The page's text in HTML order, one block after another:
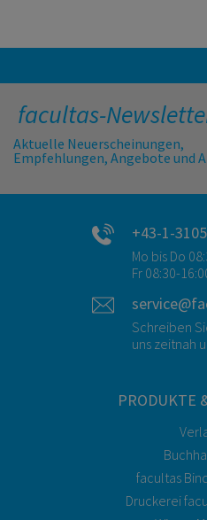
facultas-
Aktuelle Neuerscheinungen,
Empfehlungen, Angebote und
+43-1-
Mo bis Do
Fr 08:30-
Schreiben
uns zeitnah
PRODUKTE
facultas
Druckerei